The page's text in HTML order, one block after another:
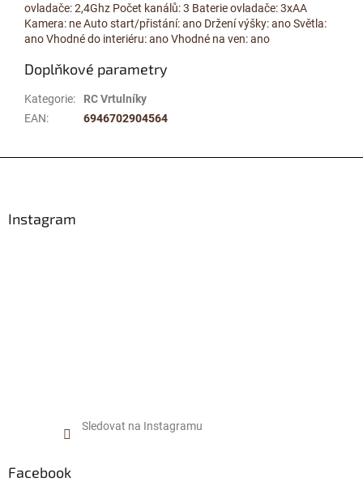
ovladače: 2,4Ghz Počet kanálů: 3 Baterie ovladače: 3xAA
Kamera: ne Auto start/přistání: ano Držení výšky: ano Světla:
ano Vhodné do interiéru: ano Vhodné na ven: ano
Doplňkové parametry
Kategorie:
RC Vrtulníky
EAN: 6946702904564
Instagram
Sledovat na Instagramu
Facebook